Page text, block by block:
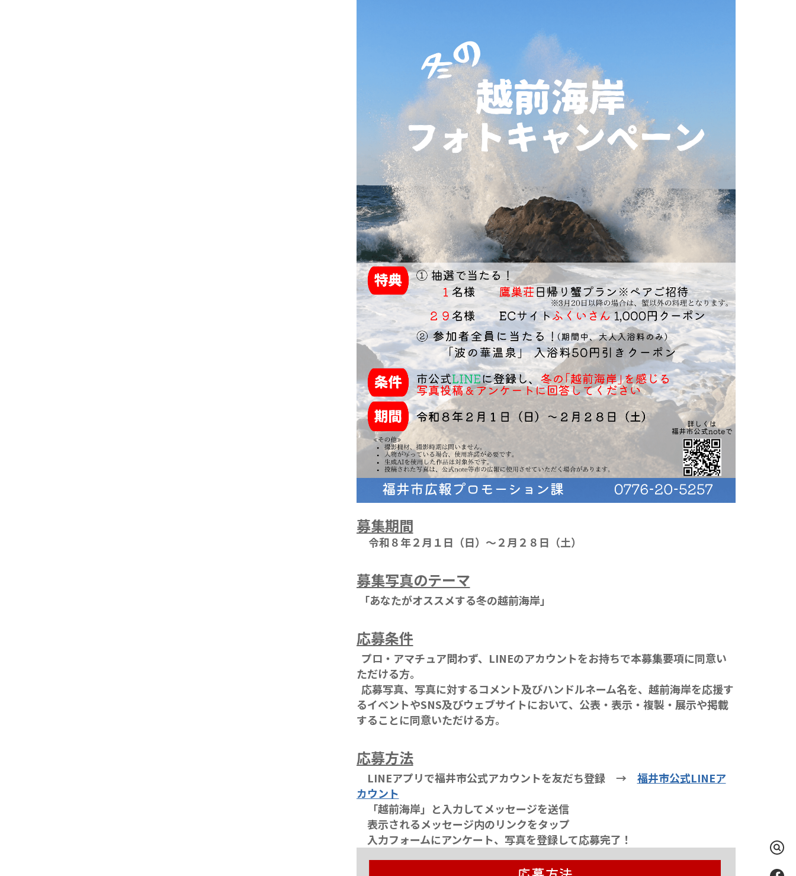
検
索
募集期間
令和８年２月１日（日）～２月２８日（土）
募集写真のテーマ
「あなたがオススメする冬の越前海岸」
応募条件
プロ・アマチュア問わず、LINEのアカウントをお持ちで本募集要項に同意い
ただける方。
応募写真、写真に対するコメント及びハンドルネーム名を、越前海岸を応援す
るイベントやSNS及びウェブサイトにおいて、公表・表示・複製・展示や掲載
することに同意いただける方。
応募方法
LINEアプリで福井市公式アカウントを友だち登録 → 福井市公式LINEア
カウント
「越前海岸」と入力してメッセージを送信
表示されるメッセージ内のリンクをタップ
入力フォームにアンケート、写真を登録して応募完了！